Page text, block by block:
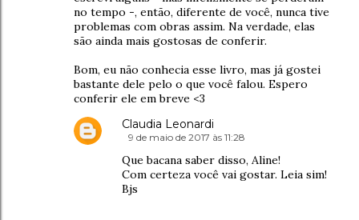
no tempo -, então, diferente de você, nunca tive
problemas com obras assim. Na verdade, elas
são ainda mais gostosas de conferir.
Bom, eu não conhecia esse livro, mas já gostei
bastante dele pelo o que você falou. Espero
conferir ele em breve <3
Claudia Leonardi
9 de maio de 2017 às 11:28
Que bacana saber disso, Aline!
Com certeza você vai gostar. Leia sim!
Bjs